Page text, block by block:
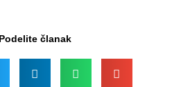
Podelite članak